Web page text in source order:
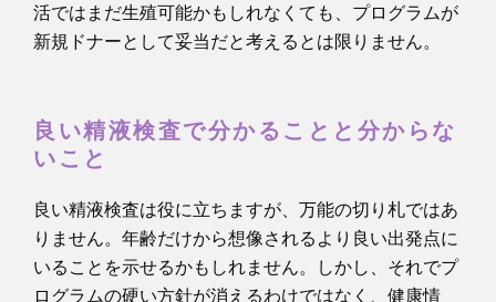
活ではまだ生殖可能かもしれなくても、プログラムが
新規ドナーとして妥当だと考えるとは限りません。
良い精液検査で分かることと分からな
いこと
良い精液検査は役に立ちますが、万能の切り札ではあ
りません。年齢だけから想像されるより良い出発点に
いることを示せるかもしれません。しかし、それでプ
ログラムの硬い方針が消えるわけではなく、健康情